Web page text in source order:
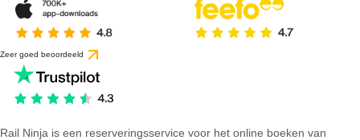
Zeer goed beoordeeld
Rail Ninja is een reserveringsservice voor het online boeken van